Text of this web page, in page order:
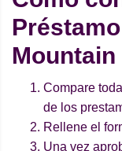
Mountain
Compare
de los
Rellene el
Una vez